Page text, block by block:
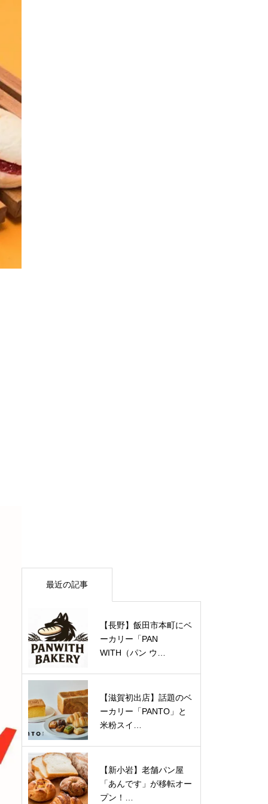
最近の記事
【長野】飯田市本町にベ
ーカリー「PAN
WITH（パン ウ…
【滋賀初出店】話題のベ
ーカリー「PANTO」と
米粉スイ…
【新小岩】老舗パン屋
「あんです」が移転オー
プン！…